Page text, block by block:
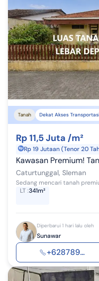
Tanah Dekat Akses Transportasi
Rp 11,5 Juta /m²
Rp 19 Jutaan (Tenor 20
Kawasan Premium! Tanah Pogung Baru Dekat
Caturtunggal, Sleman
LT:341m²
Diperbarui 1 hari lalu oleh
Sunawar
+628789...